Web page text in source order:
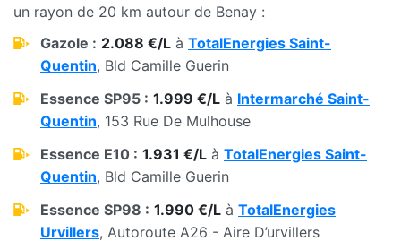
un rayon de 20 km autour de Benay :
Gazole : 2.088 €/L à TotalEnergies Saint-
Quentin, Bld Camille Guerin
Essence SP95 : 1.999 €/L à Intermarché Saint-
Quentin, 153 Rue De Mulhouse
Essence E10 : 1.931 €/L à TotalEnergies Saint-
Quentin, Bld Camille Guerin
Essence SP98 : 1.990 €/L à TotalEnergies
Urvillers, Autoroute A26 - Aire D’urvillers